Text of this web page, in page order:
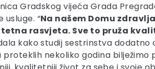
Gradskog vijeća Grada
“Na našem Domu
rasvjeta. Sve to pruža
kako studij sestrinstva
proteklih nekoliko godina